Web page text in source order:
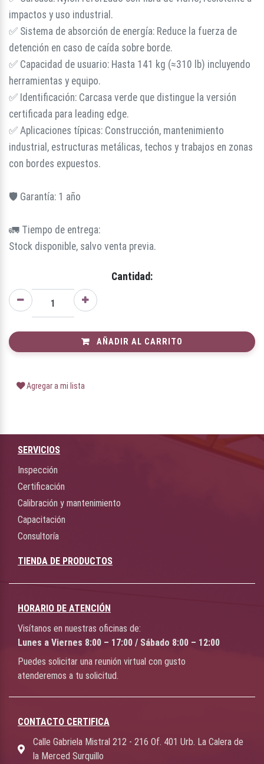
impactos y uso industrial.
✅ Sistema de absorción de energía: Reduce la fuerza de
detención en caso de caída sobre borde.
✅ Capacidad de usuario: Hasta 141 kg (≈310 lb) incluyendo
herramientas y equipo.
✅ Identificación: Carcasa verde que distingue la versión
certificada para leading edge.
✅ Aplicaciones típicas: Construcción, mantenimiento
industrial, estructuras metálicas, techos y trabajos en zonas
con bordes expuestos.
🛡️ Garantía: 1 año
🚛 Tiempo de entrega:
Stock disponible, salvo venta previa.
Cantidad:
AÑADIR AL CARRITO
Agregar a mi lista
SERVICIOS
Inspección
Certificación
Calibración y mantenimiento
Capacitación
Consultoría
TIENDA DE PRODUCTOS
HORARIO DE ATENCIÓN
Visítanos en nuestras oficinas de:
Lunes a Viernes 8:00 – 17:00 / Sábado 8:00 – 12:00
Puedes solicitar una reunión virtual con gusto
atenderemos a tu solicitud.
CONTACTO CERTIFICA
Calle Gabriela Mistral 212 - 216 Of. 401 Urb. La Calera de
la Merced Surquillo